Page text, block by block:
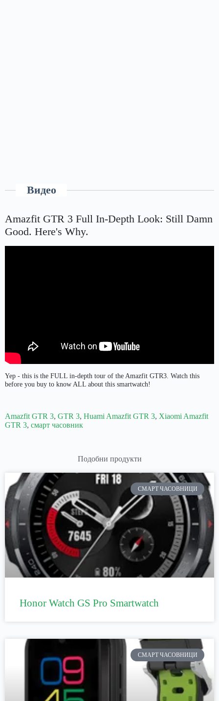
Видео
Amazfit GTR 3 Full In-Depth Look: Still Damn
Good. Here's Why.
Yep - this is the FULL in-depth tour of the Amazfit GTR3. Watch this
before you buy to know ALL about this smartwatch!
Amazfit GTR 3, GTR 3, Huami Amazfit GTR 3, Xiaomi Amazfit
GTR 3, смарт часовник
Подобни продукти
СМАРТ ЧАСОВНИЦИ
Honor Watch GS Pro Smartwatch
СМАРТ ЧАСОВНИЦИ